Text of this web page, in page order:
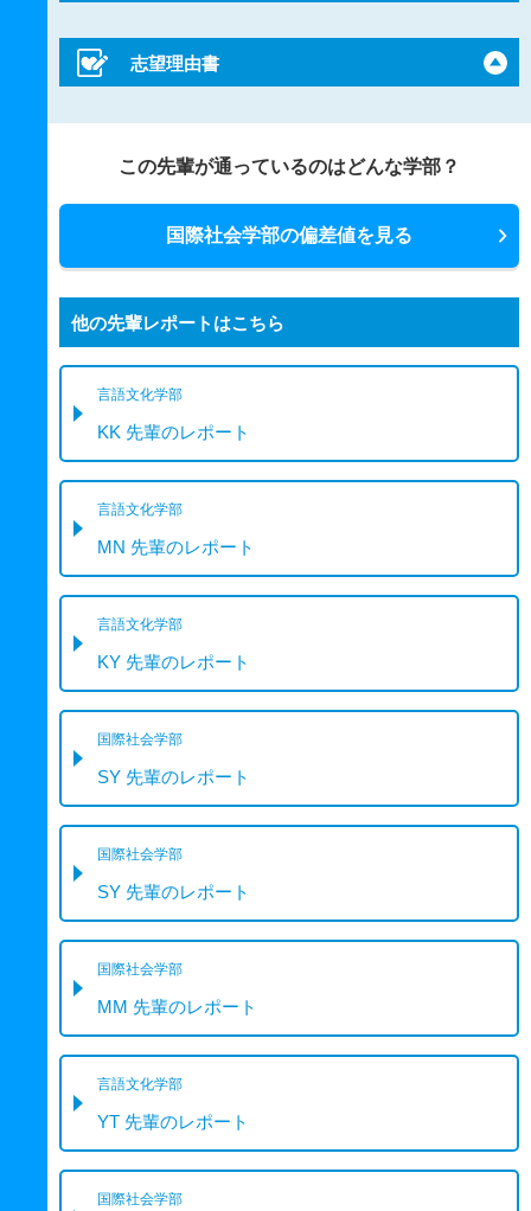
志望理由書
この先輩が通っているのはどんな学部？
国際社会学部の偏差値を見る
他の先輩レポートはこちら
言語文化学部
KK 先輩のレポート
言語文化学部
MN 先輩のレポート
言語文化学部
KY 先輩のレポート
国際社会学部
SY 先輩のレポート
国際社会学部
SY 先輩のレポート
国際社会学部
MM 先輩のレポート
言語文化学部
YT 先輩のレポート
国際社会学部